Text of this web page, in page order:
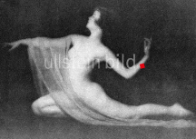
Granger Collection